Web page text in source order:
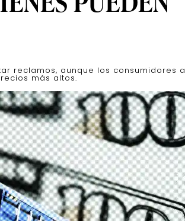
reclamos, aunque los consumidores a
más altos.